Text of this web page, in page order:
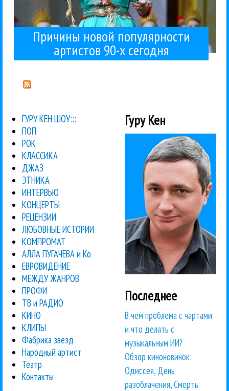
Причины новой популярности
артистов 90-х сегодня
ГУРУ КЕН ШОУ:::
ПОП
РОК
КЛАССИКА
ДЖАЗ
ЭТНИКА
ИНТЕРВЬЮ
КОНЦЕРТЫ
РЕЦЕНЗИИ
ЛЮБОВНЫЕ ИСТОРИИ
КОМПРОМАТ
АЛЛА ПУГАЧЕВА и Ко
ЕВРОВИДЕНИЕ
МЕЖДУ ЖАНРОВ
ПРОФИ
ТВ и РАДИО
КИНО
КЛИПЫ
Фабрика звезд
Народный артист
Театр
Контакты
Гуру Кен
Последнее
В чем проблема с чартами
и что делать с
музыкальным ИИ?
Обзор киноновинок:
Одиссея, День
разоблачения, Смерть